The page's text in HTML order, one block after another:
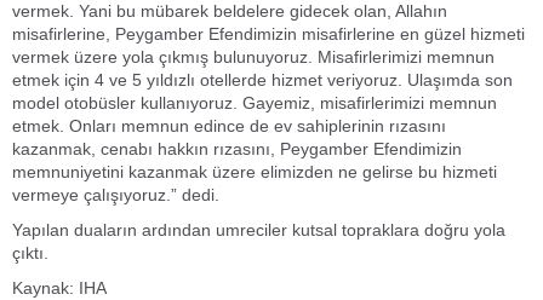
vermek. Yani bu mübarek beldelere gidecek olan, Allahın
misafirlerine, Peygamber Efendimizin misafirlerine en güzel hizmeti
vermek üzere yola çıkmış bulunuyoruz. Misafirlerimizi memnun
etmek için 4 ve 5 yıldızlı otellerde hizmet veriyoruz. Ulaşımda son
model otobüsler kullanıyoruz. Gayemiz, misafirlerimizi memnun
etmek. Onları memnun edince de ev sahiplerinin rızasını
kazanmak, cenabı hakkın rızasını, Peygamber Efendimizin
memnuniyetini kazanmak üzere elimizden ne gelirse bu hizmeti
vermeye çalışıyoruz.” dedi.
Yapılan duaların ardından umreciler kutsal topraklara doğru yola
çıktı.
Kaynak: IHA